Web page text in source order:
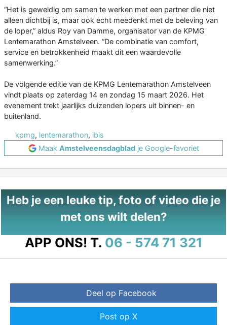
“Het is geweldig om samen te werken met een partner die niet
alleen dichtbij is, maar ook echt meedenkt met de beleving van
de loper,” aldus Roy van Damme, organisator van de KPMG
Lentemarathon Amstelveen. “De combinatie van comfort,
service en betrokkenheid maakt dit een waardevolle
samenwerking.”
De volgende editie van de KPMG Lentemarathon Amstelveen
vindt plaats op zaterdag 14 en zondag 15 maart 2026. Het
evenement trekt jaarlijks duizenden lopers uit binnen- en
buitenland.
kpmg, lentemarathon, ibis
Maak Amstelveensdagbladje Google-favoriet
Heb je een leuke tip, foto of video die je
met ons wilt delen?
APP ONS! T. 06 - 574 71 321
Deel op Facebook
Post op X